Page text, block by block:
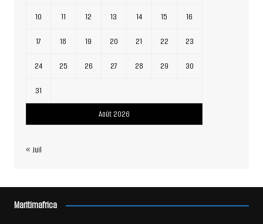
Août 2026
10 11 12 13 14 15 16
17 18 19 20 21 22 23
24 25 26 27 28 29 30
31
« Juil
Maritimafrica